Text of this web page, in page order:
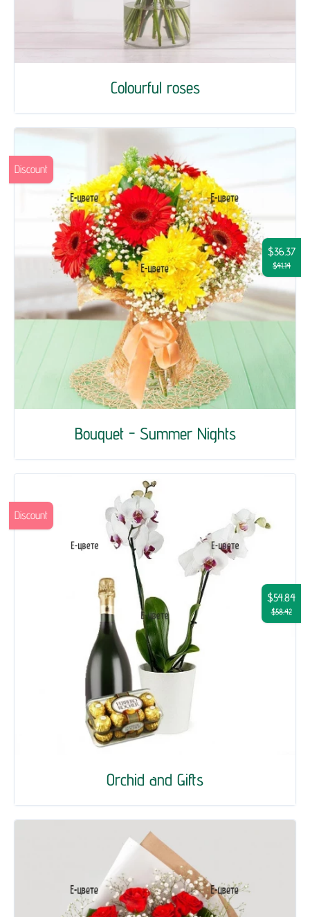
Colourful roses
Bouquet - Summer Nights
$36.37
$41.14
Discount
Orchid and Gifts
$54.84
$58.42
Discount